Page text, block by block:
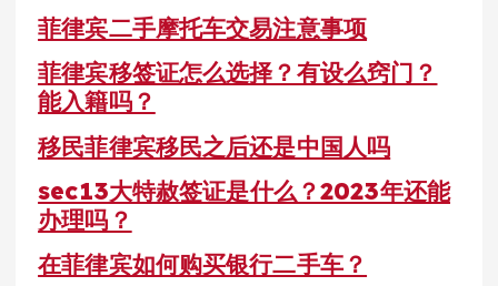
菲律宾二手摩托车交易注意事项
菲律宾移签证怎么选择？有设么窍门？
能入籍吗？
移民菲律宾移民之后还是中国人吗
sec13大特赦签证是什么？2023年还能
办理吗？
在菲律宾如何购买银行二手车？